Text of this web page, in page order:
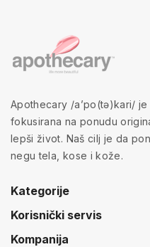
Apothecary /a’po(tə)kari/
fokusirana na ponudu
lepši život. Naš cilj je da
negu tela, kose i kože.
Kategorije
Korisnički servis
Kompanija